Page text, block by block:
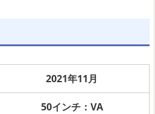
2021年11月
50インチ：VA